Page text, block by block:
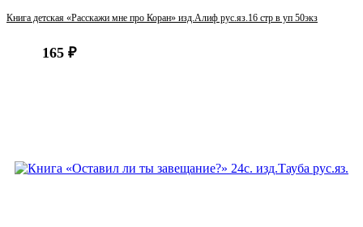
Книга детская «Расскажи мне про Коран» изд.Алиф рус.яз.16 стр в уп 50экз
165 ₽